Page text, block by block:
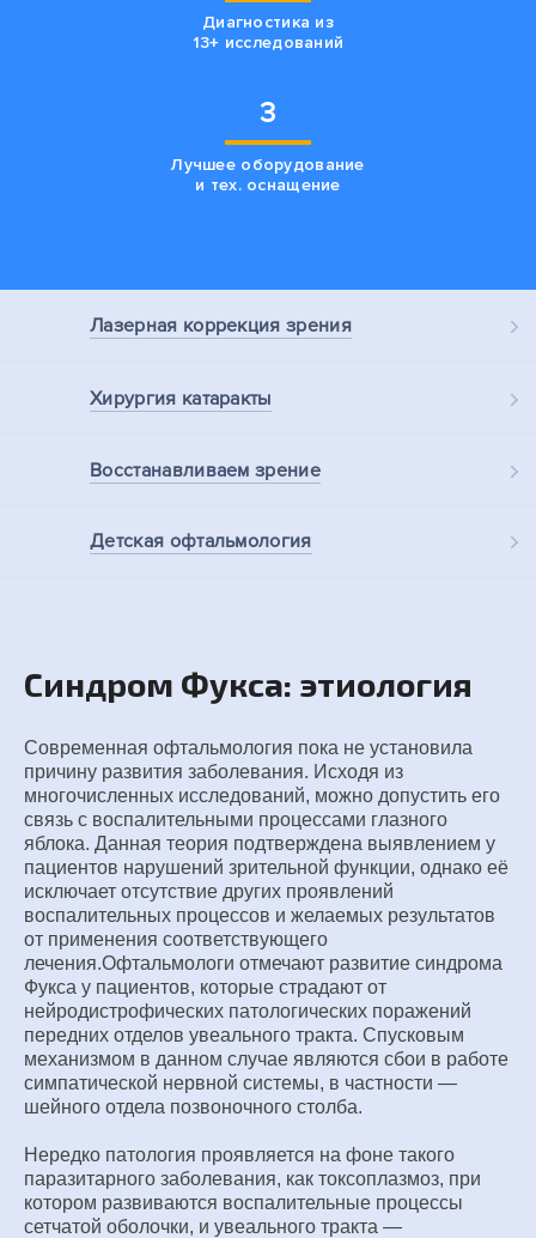
Диагностика из
13+ исследований
3
Лучшее оборудование
и тех. оснащение
Лазерная коррекция зрения
Хирургия катаракты
Восстанавливаемзрение
Детская офтальмология
Синдром Фукса: этиология
Современная офтальмология пока не установила
причину развития заболевания. Исходя из
многочисленных исследований, можно допустить его
связь с воспалительными процессами глазного
яблока. Данная теория подтверждена выявлением у
пациентов нарушений зрительной функции, однако её
исключает отсутствие других проявлений
воспалительных процессов и желаемых результатов
от применения соответствующего
лечения.Офтальмологи отмечают развитие синдрома
Фукса у пациентов, которые страдают от
нейродистрофических патологических поражений
передних отделов увеального тракта. Спусковым
механизмом в данном случае являются сбои в работе
симпатической нервной системы, в частности —
шейного отдела позвоночного столба.
Нередко патология проявляется на фоне такого
паразитарного заболевания, как токсоплазмоз, при
котором развиваются воспалительные процессы
сетчатой оболочки, и увеального тракта —